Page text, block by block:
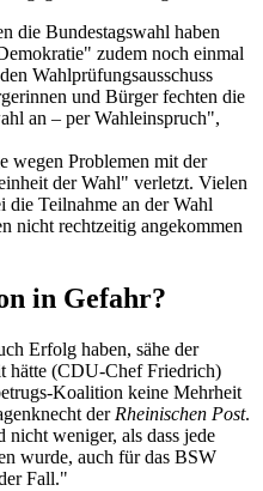
die Bundestagswahl haben
zudem noch einmal
Wahlprüfungsausschuss
und Bürger fechten die
an – per Wahleinspruch",
wegen Problemen mit der
der Wahl" verletzt. Vielen
die Teilnahme an der Wahl
nicht rechtzeitig angekommen
in Gefahr?
Erfolg haben, sähe der
hätte (CDU-Chef Friedrich)
Koalition keine Mehrheit
der Rheinischen Post.
weniger, als dass jede
wurde, auch für das BSW
Fall."